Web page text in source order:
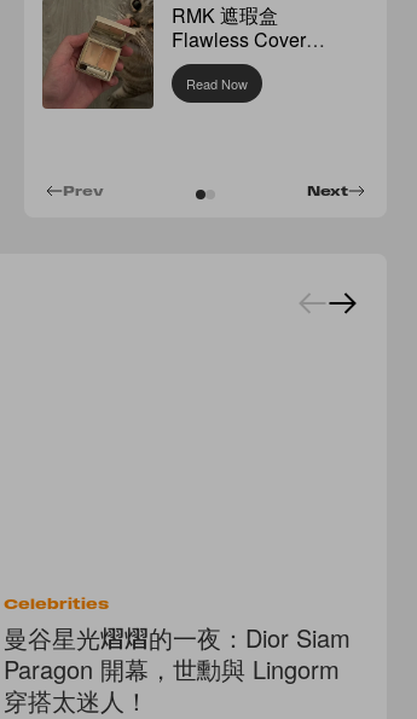
RMK 遮瑕盒
Flawless Cover
Concealer
Read Now
Next
Prev
Celebrities
曼谷星光熠熠的一夜：Dior Siam
Paragon 開幕，世勳與 Lingorm
穿搭太迷人！